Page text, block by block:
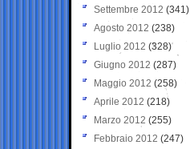
Settembre 2012 (341)
Agosto 2012 (238)
Luglio 2012 (328)
Giugno 2012 (287)
Maggio 2012 (258)
Aprile 2012 (218)
Marzo 2012 (255)
Febbraio 2012 (247)